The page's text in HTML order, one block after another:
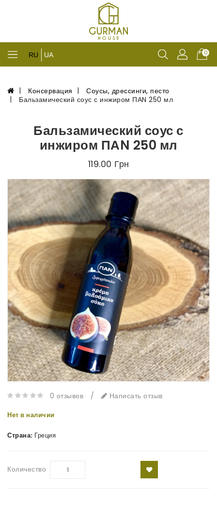
RU UA 0
Консервация
Соусы, дрессинги, песто
Бальзамический соус с инжиром ПАN 250 мл
Бальзамический соус с
инжиром ПАN 250 мл
119.00 Грн
0 отзывов / Написать отзыв
Нет в наличии
Страна: Греция
Количество